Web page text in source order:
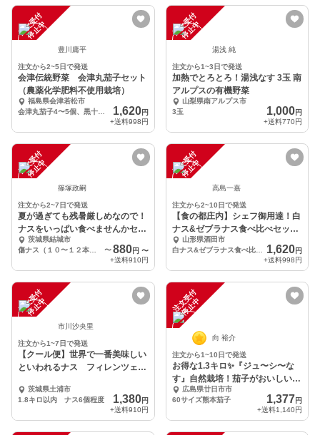
注
文
受
付
停
止
中
豊川庸平
注文から2~5日で発送
会津伝統野菜 会津丸茄子セット
（農薬化学肥料不使用栽培）
福島県会津若松市
1,620円
+送料998円
注
文
受
付
停
止
中
湯浅 純
注文から1~3日で発送
加熱でとろとろ！湯浅なす 3玉 南
アルプスの有機野菜
山梨県南アルプス市
3玉
1,000円
+送料770円
注
文
受
付
停
止
中
篠塚政嗣
注文から2~7日で発送
夏が過ぎても残暑厳しめなので！
ナスをいっぱい食べませんかセッ
ト！茨城県結城市
〜 880円 〜
+送料910円
注
文
受
付
停
止
中
高島一嘉
注文から2~10日で発送
【食の都庄内】シェフ御用達！白
ナス&ゼブラナス食べ比べセット
2kg山形県酒田市
白ナス&ゼブラナス食べ比べ2kgセット
1,620円
+送料998円
注
文
受
付
停
止
中
市川沙央里
注文から1~7日で発送
【クール便】世界で一番美味しい
といわれるナス フィレンツェナ
茨城県土浦市
1.8キロ以内 ナス6個程度
1,380円
+送料910円
注
文
受
付
停
止
中
向 裕介
注文から1~10日で発送
お得な1.3キロ✨『ジュ〜シ〜な
す』自然栽培！茄子がおいしい！
固定種の自然栽培
広島県廿日市市
60サイズ熊本茄子
1,377円
+送料1,140円